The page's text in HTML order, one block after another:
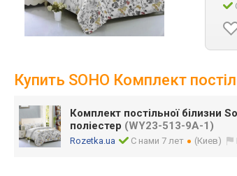
Купить SOHO Комплект
Комплект постільної білизни
поліестер (WY23-513-9A-1)
Rozetka.ua С нами 7 лет (Киев)